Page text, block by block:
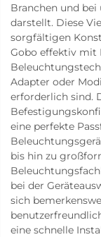
Branchen und
darstellt. Diese
sorgfältigen
Gobo effektiv mit
Adapter oder
erforderlich sind.
eine perfekte
bis hin zu
bei der
sich
eine schnelle